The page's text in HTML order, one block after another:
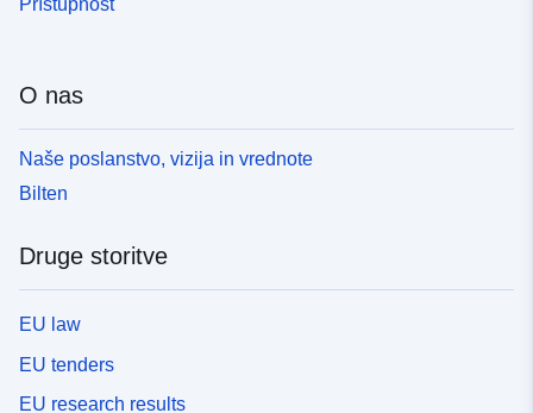
Prístupnosť
O nas
Naše poslanstvo, vizija in vrednote
Bilten
Druge storitve
EU law
EU tenders
EU research results